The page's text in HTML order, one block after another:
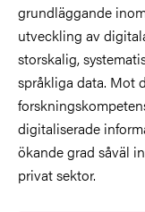
grundläggande
utveckling av
storskalig,
språkliga data. Mot
digitaliserade
ökande grad såväl
privat sektor.